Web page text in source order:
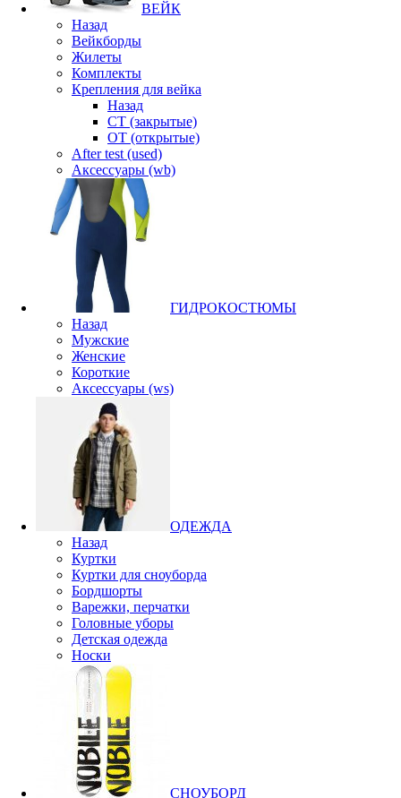
ВЕЙК
Назад
Вейкборды
Жилеты
Комплекты
Крепления для вейка
Назад
CT (закрытые)
OT (открытые)
After test (used)
Аксессуары (wb)
ГИДРОКОСТЮМЫ
Назад
Мужские
Женские
Короткие
Аксессуары (ws)
ОДЕЖДА
Назад
Куртки
Куртки для сноуборда
Бордшорты
Варежки, перчатки
Головные уборы
Детская одежда
Носки
СНОУБОРД